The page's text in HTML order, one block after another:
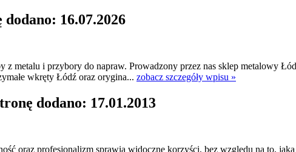
dodano: 16.07.2026
z metalu i przybory do napraw. Prowadzony przez nas sklep metalowy
wkręty Łódź oraz orygina... zobacz szczegóły wpisu »
dodano: 17.01.2013
oraz profesjonalizm sprawia widoczne korzyści, bez względu na to,